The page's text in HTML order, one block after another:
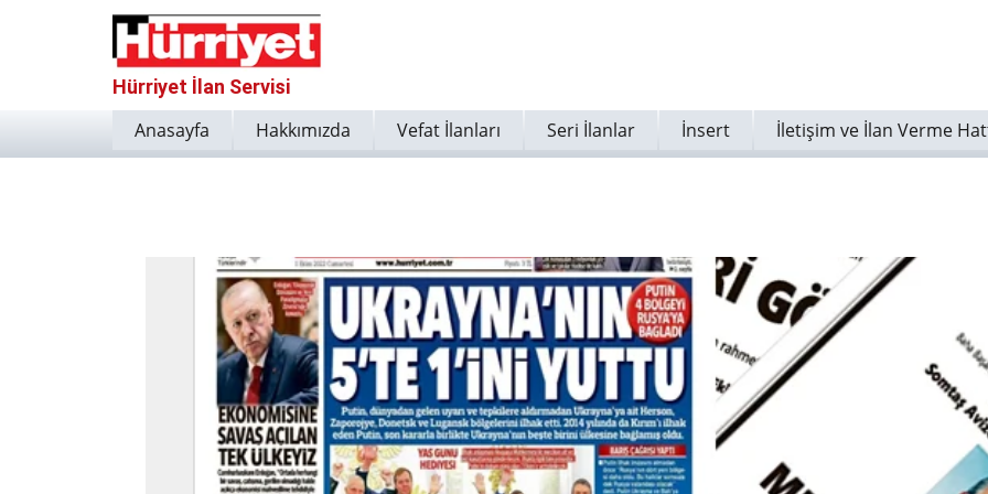
Hürriyet İlan Servisi
Anasayfa Hakkımızda Vefat İlanları Seri İlanlar İnsert İletişim ve İlan Verme